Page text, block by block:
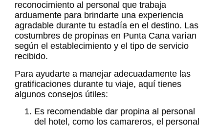
reconocimiento al personal que trabaja
arduamente para brindarte una experiencia
agradable durante tu estadía en el destino. Las
costumbres de propinas en Punta Cana varían
según el establecimiento y el tipo de servicio
recibido.
Para ayudarte a manejar adecuadamente las
gratificaciones durante tu viaje, aquí tienes
algunos consejos útiles:
Es recomendable dar propina al personal
del hotel, como los camareros, el personal